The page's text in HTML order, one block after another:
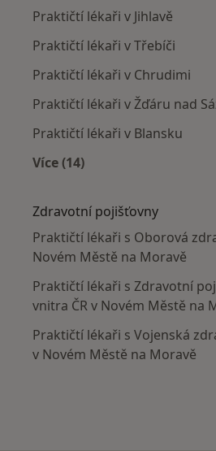
Praktičtí lékaři v Jihlavě
Praktičtí lékaři v Třebíči
Praktičtí lékaři v Chrudimi
Praktičtí lékaři v Žďáru nad
Praktičtí lékaři v Blansku
Více (14)
Zdravotní pojišťovny
Praktičtí lékaři s Oborová
Novém Městě na Moravě
Praktičtí lékaři s Zdravotní
vnitra ČR v Novém Městě na
Praktičtí lékaři s Vojenská
v Novém Městě na Moravě